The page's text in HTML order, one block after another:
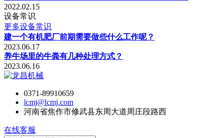
2022.02.15
设备常识
更多设备常识
建一个有机肥厂前期需要做些什么工作呢？
2023.06.17
养牛场里的牛粪有几种处理方式？
2023.06.16
0371-89910659
lcmj@lcmj.com
河南省焦作市修武县东周大道周庄段路西
在线客服